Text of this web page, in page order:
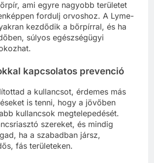
ami egyre nagyobb területet
fordulj orvoshoz. A Lyme-
kezdődik a bőrpírral, és ha
súlyos egészségügyi
kapcsolatos prevenció
a kullancsot, érdemes más
is tenni, hogy a jövőben
kullancsok megtelepedését.
szereket, és mindig
ha a szabadban jársz,
fás területeken.